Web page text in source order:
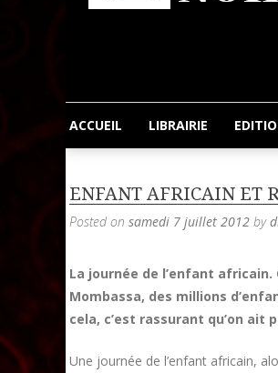
ACCUEIL LIBRAIRIE
ENFANT AFRICAIN ET
Posted on samedi 7 juillet 2012 by
La journée de l’enfant africain.
Mombassa, des millions
cela, c’est rassurant qu’on ait
Une journée de l’enfant africain,